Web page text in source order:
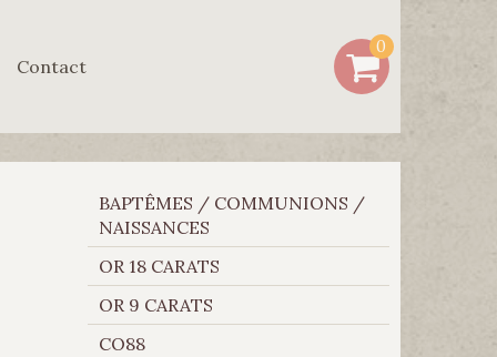
Contact
0
BAPTÊMES / COMMUNIONS /
NAISSANCES
OR 18 CARATS
OR 9 CARATS
CO88